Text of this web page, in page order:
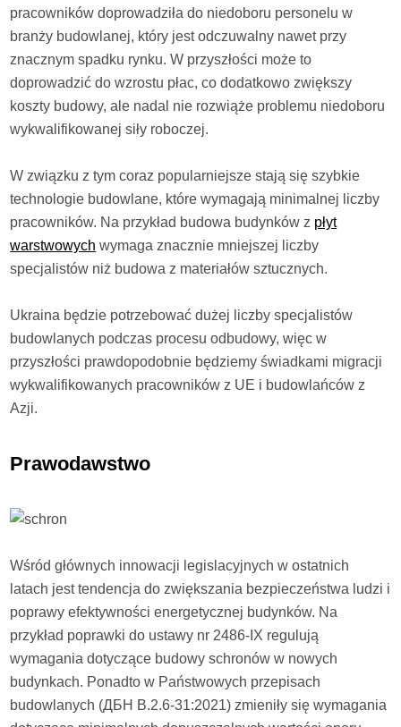
pracowników doprowadziła do niedoboru personelu w
branży budowlanej, który jest odczuwalny nawet przy
znacznym spadku rynku. W przyszłości może to
doprowadzić do wzrostu płac, co dodatkowo zwiększy
koszty budowy, ale nadal nie rozwiąże problemu niedoboru
wykwalifikowanej siły roboczej.
W związku z tym coraz popularniejsze stają się szybkie
technologie budowlane, które wymagają minimalnej liczby
pracowników. Na przykład budowa budynków z płyt
warstwowych wymaga znacznie mniejszej liczby
specjalistów niż budowa z materiałów sztucznych.
Ukraina będzie potrzebować dużej liczby specjalistów
budowlanych podczas procesu odbudowy, więc w
przyszłości prawdopodobnie będziemy świadkami migracji
wykwalifikowanych pracowników z UE i budowlańców z
Azji.
Prawodawstwo
Wśród głównych innowacji legislacyjnych w ostatnich
latach jest tendencja do zwiększania bezpieczeństwa ludzi i
poprawy efektywności energetycznej budynków. Na
przykład poprawki do ustawy nr 2486-IX regulują
wymagania dotyczące budowy schronów w nowych
budynkach. Ponadto w Państwowych przepisach
budowlanych (ДБН В.2.6-31:2021) zmieniły się wymagania